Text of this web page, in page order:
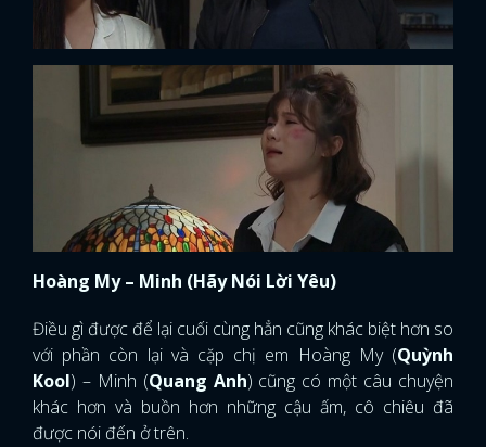
Hoàng My – Minh (Hãy Nói Lời Yêu)
Điều gì được để lại cuối cùng hẳn cũng khác biệt hơn so
với phần còn lại và cặp chị em Hoàng My (Quỳnh
Kool) – Minh (Quang Anh) cũng có một câu chuyện
khác hơn và buồn hơn những cậu ấm, cô chiêu đã
được nói đến ở trên.